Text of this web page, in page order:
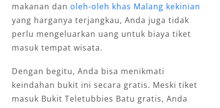
makanan dan oleh-oleh khas Malang kekinian
yang harganya terjangkau, Anda juga tidak
perlu mengeluarkan uang untuk biaya tiket
masuk tempat wisata.
Dengan begitu, Anda bisa menikmati
keindahan bukit ini secara gratis. Meski tiket
masuk Bukit Teletubbies Batu gratis, Anda